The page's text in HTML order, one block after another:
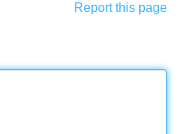
Report this page